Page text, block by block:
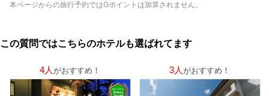
本ページからの旅行予約ではGポイントは加算されません。
この質問ではこちらのホテルも選ばれてます
4人 がおすすめ！ 3人 がおすすめ！